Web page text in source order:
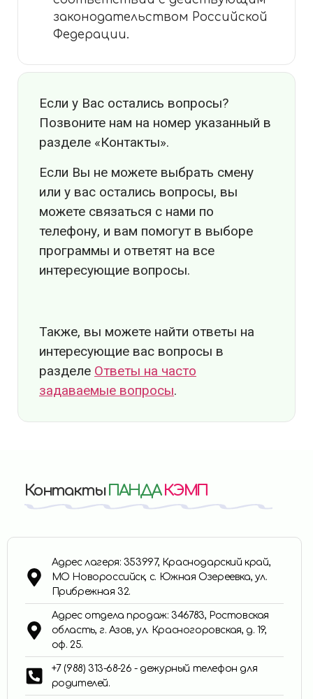
законодательством Российской
Федерации.
Если у Вас остались вопросы?
Позвоните нам на номер указанный в
разделе «Контакты».
Если Вы не можете выбрать смену
или у вас остались вопросы, вы
можете связаться с нами по
телефону, и вам помогут в выборе
программы и ответят на все
интересующие вопросы.
Также, вы можете найти ответы на
интересующие вас вопросы в
разделе Ответы на часто
задаваемые вопросы.
Контакты ПАНДА КЭМП
Адрес лагеря: 353997, Краснодарский край,
МО Новороссийск, с. Южная Озереевка, ул.
Прибрежная 32.
Адрес отдела продаж: 346783, Ростовская
область, г. Азов, ул. Красногоровская, д. 19,
оф. 25.
+7 (988) 313-68-26 - дежурный телефон для
родителей.